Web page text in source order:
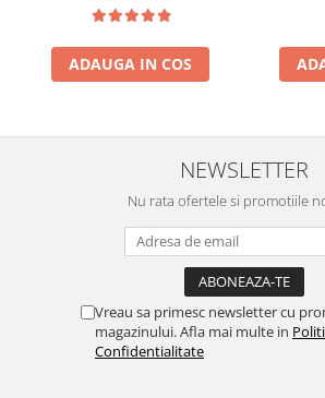
ADAUGA IN COS
NEWSLETTER
Nu rata ofertele si promotiile
Vreau sa primesc newsletter cu
magazinului. Afla mai multe in
Confidentialitate